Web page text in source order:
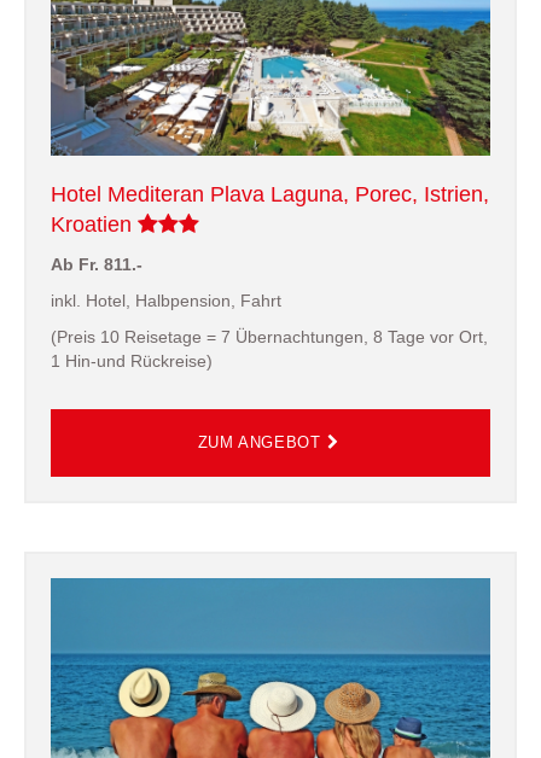
Hotel Mediteran Plava Laguna, Porec, Istrien,
Kroatien
Ab Fr. 811.-
inkl. Hotel, Halbpension, Fahrt
(Preis 10 Reisetage = 7 Übernachtungen, 8 Tage vor Ort,
1 Hin-und Rückreise)